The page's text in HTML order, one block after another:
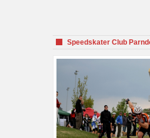
Speedskater Club